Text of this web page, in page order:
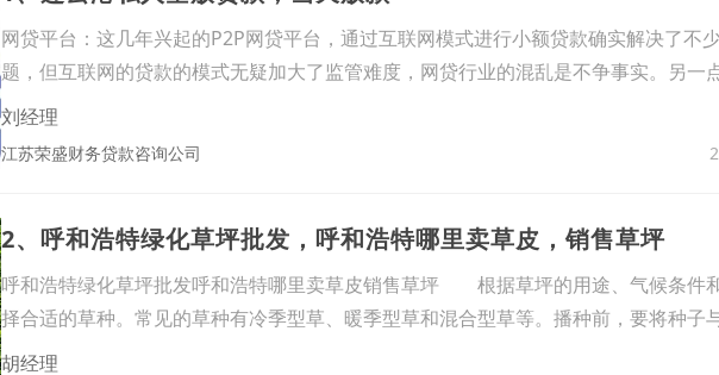
网贷平台：这几年兴起的P2P网贷平台，通过互联网模式进行小额贷款确实解决了不
题，但互联网的贷款的模式无疑加大了监管难度，网贷行业的混乱是不争事实。另一
额
刘经理
江苏荣盛财务贷款咨询公司
2、‌呼和浩特绿化草坪批发，呼和浩特哪里卖草皮，销售草坪
呼和浩特绿化草坪批发呼和浩特哪里卖草皮销售草坪 根据草坪的用途、气候条件
择合适的草种。常见的草种有冷季型草、暖季型草和混合型草等。播种前，要将种子
细
胡经理